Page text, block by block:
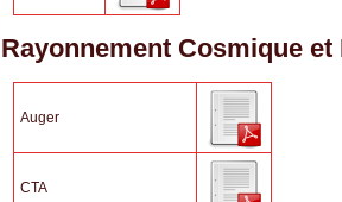
Rayonnement Cosmique et
Auger
CTA